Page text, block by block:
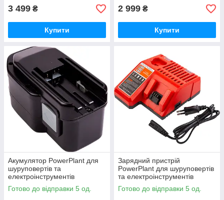
3 499 ₴
Купити
2 999 ₴
Купити
Акумулятор PowerPlant для
шуруповертів та
електроінструментів
Milwaukee 2.0Ah (0880-20)
Готово до відправки 5 од.
Зарядний пристрій
PowerPlant для шуруповертів
та електроінструментів
Milwaukee N12 N14 N18
Готово до відправки 5 од.